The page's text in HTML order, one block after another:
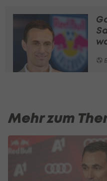
Mehr zum